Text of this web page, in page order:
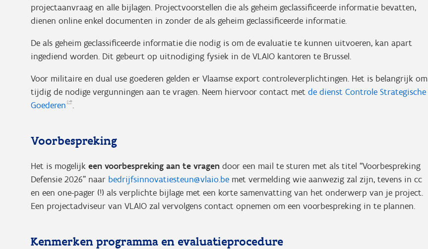
projectaanvraag en alle bijlagen. Projectvoorstellen die als geheim geclassificeerde informatie bevatten,
dienen online enkel documenten in zonder de als geheim geclassificeerde informatie.
De als geheim geclassificeerde informatie die nodig is om de evaluatie te kunnen uitvoeren, kan apart
ingediend worden. Dit gebeurt op uitnodiging fysiek in de VLAIO kantoren te Brussel.
Voor militaire en dual use goederen gelden er Vlaamse export controleverplichtingen. Het is belangrijk om
tijdig de nodige vergunningen aan te vragen. Neem hiervoor contact met de dienst Controle Strategische
Goederen
.
Voorbespreking
Het is mogelijk een voorbespreking aan te vragen door een mail te sturen met als titel “Voorbespreking
Defensie 2026” naar bedrijfsinnovatiesteun@vlaio.be met vermelding wie aanwezig zal zijn, tevens in cc
en een one-pager (!) als verplichte bijlage met een korte samenvatting van het onderwerp van je project.
Een projectadviseur van VLAIO zal vervolgens contact opnemen om een voorbespreking in te plannen.
Kenmerken programma en evaluatieprocedure